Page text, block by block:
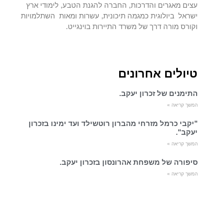
עצים מאגרים והדרכות, החברה להגנת הטבע, לימודי ארץ
ישראל ביולוגית כמגמה תיכונית, עשרות ומאות השתלמויות
וקורס מורה דרך של משרד התיירות בוינגייט.
טיולים אחרונים
התימנים של זכרון יעקב.
המשך קריאה »
"יקבי כרמל מזרחי מהברון רוטשילד ועד ימינו בזכרון
יעקב".
המשך קריאה »
סיפורה של משפחת אהרונסון בזכרון יעקב.
המשך קריאה »